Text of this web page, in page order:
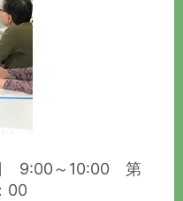
9:00～10:00 第
00